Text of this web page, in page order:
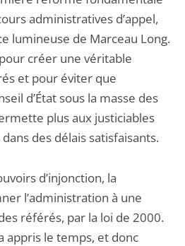
administratives d’appel,
lumineuse de Marceau Long.
créer une véritable
et pour éviter que
d’État sous la masse des
plus aux justiciables
des délais satisfaisants.
d’injonction, la
l’administration à une
référés, par la loi de 2000.
appris le temps, et donc